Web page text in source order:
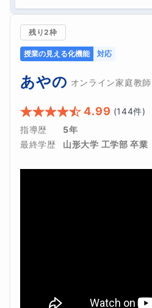
残り2枠
授業の見える化機能 対応
あやの オンライン家庭教師
4.99 (144件)
指導歴
5年
最終学歴
山形大学 工学部 卒業